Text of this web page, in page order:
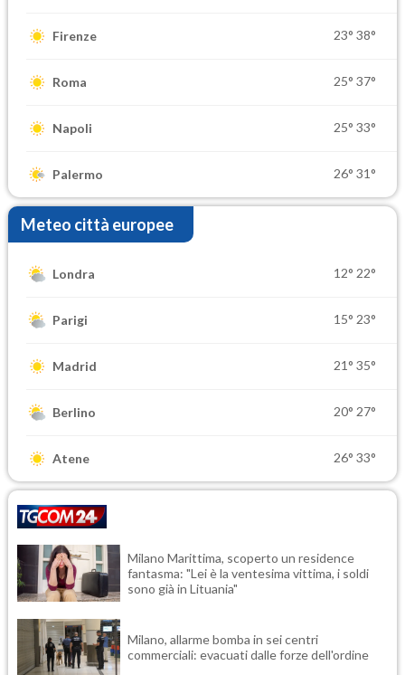
Firenze 23° 38°
Roma 25° 37°
Napoli 25° 33°
Palermo 26° 31°
Meteo città europee
Londra 12° 22°
Parigi 15° 23°
Madrid 21° 35°
Berlino 20° 27°
Atene 26° 33°
Milano Marittima, scoperto un residence
fantasma: "Lei è la ventesima vittima, i soldi
sono già in Lituania"
Milano, allarme bomba in sei centri
commerciali: evacuati dalle forze dell'ordine